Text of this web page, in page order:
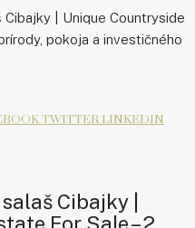
Cibajky | Unique Countryside
pokoja a investičného
TWITTER LINKEDIN
Cibajky |
For Sale – 2